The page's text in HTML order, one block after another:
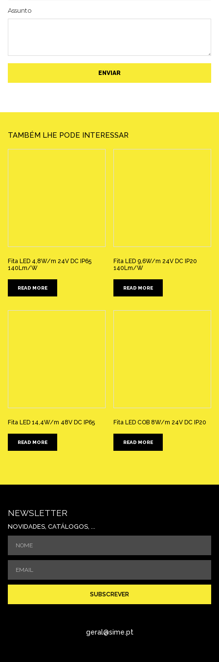
Assunto
ENVIAR
TAMBÉM LHE PODE INTERESSAR
Fita LED 4,8W/m 24V DC IP65
140Lm/W
READ MORE
Fita LED 9,6W/m 24V DC IP20
140Lm/W
READ MORE
Fita LED 14,4W/m 48V DC IP65
READ MORE
Fita LED COB 8W/m 24V DC IP20
READ MORE
NEWSLETTER
NOVIDADES, CATÁLOGOS, ...
SUBSCREVER
geral@sime.pt